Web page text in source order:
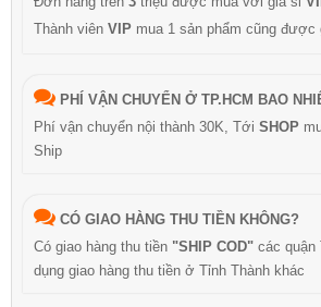
Thành viên VIP mua 1 sản phẩm cũng được
PHÍ VẬN CHUYỂN Ở TP.HCM BAO
Phí vận chuyển nội thành 30K, Tới SHOP
Ship
CÓ GIAO HÀNG THU TIỀN KHÔNG?
Có giao hàng thu tiền "SHIP COD" các quận
dụng giao hàng thu tiền ở Tỉnh Thành khác